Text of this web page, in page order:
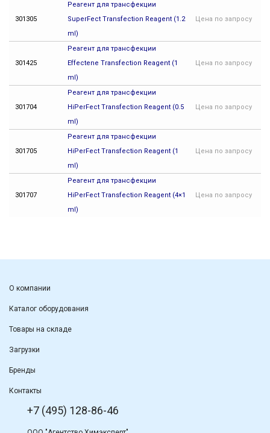
301305
Реагент для трансфекции
SuperFect Transfection Reagent (1.2
ml)
Цена по запросу
301425
Реагент для трансфекции
Effectene Transfection Reagent (1
ml)
Цена по запросу
301704
Реагент для трансфекции
HiPerFect Transfection Reagent (0.5
ml)
Цена по запросу
301705
Реагент для трансфекции
HiPerFect Transfection Reagent (1
ml)
Цена по запросу
301707
Реагент для трансфекции
HiPerFect Transfection Reagent (4×1
ml)
Цена по запросу
О компании
Каталог оборудования
Товары на складе
Загрузки
Бренды
Контакты
+7 (495) 128-86-46